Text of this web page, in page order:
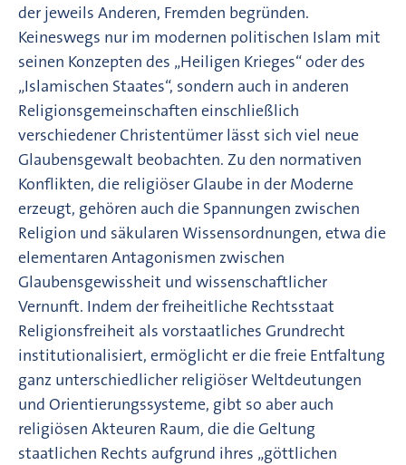
der jeweils Anderen, Fremden begründen.
Keineswegs nur im modernen politischen Islam mit
seinen Konzepten des „Heiligen Krieges“ oder des
„Islamischen Staates“, sondern auch in anderen
Religionsgemeinschaften einschließlich
verschiedener Christentümer lässt sich viel neue
Glaubensgewalt beobachten. Zu den normativen
Konflikten, die religiöser Glaube in der Moderne
erzeugt, gehören auch die Spannungen zwischen
Religion und säkularen Wissensordnungen, etwa die
elementaren Antagonismen zwischen
Glaubensgewissheit und wissenschaftlicher
Vernunft. Indem der freiheitliche Rechtsstaat
Religionsfreiheit als vorstaatliches Grundrecht
institutionalisiert, ermöglicht er die freie Entfaltung
ganz unterschiedlicher religiöser Weltdeutungen
und Orientierungssysteme, gibt so aber auch
religiösen Akteuren Raum, die die Geltung
staatlichen Rechts aufgrund ihres „göttlichen